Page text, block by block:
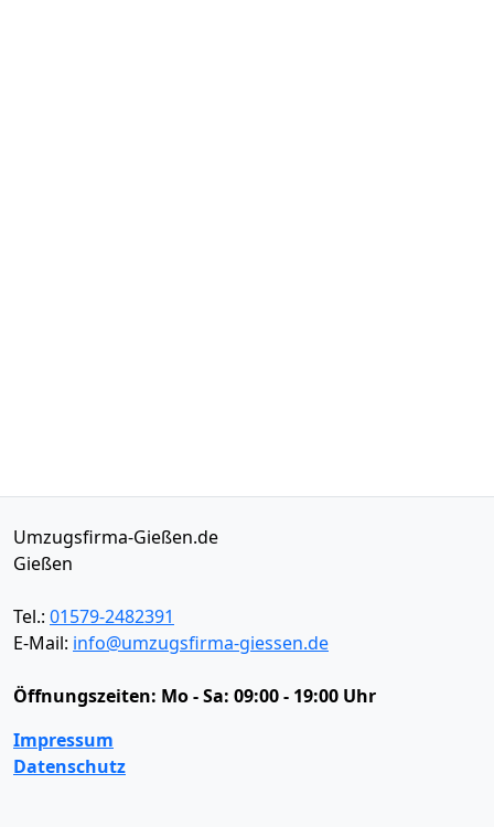
Umzugsfirma-Gießen.de
Gießen
Tel.: 01579-2482391
E-Mail: info@umzugsfirma-giessen.de
Öffnungszeiten: Mo - Sa: 09:00 - 19:00 Uhr
Impressum
Datenschutz